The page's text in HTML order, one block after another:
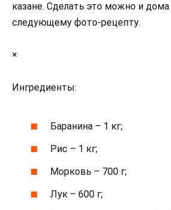
казане. Сделать это можно и
следующему фото-рецепту.
×
Ингредиенты:
Баранина – 1 кг;
Рис – 1 кг;
Морковь – 700 г;
Лук – 600 г;